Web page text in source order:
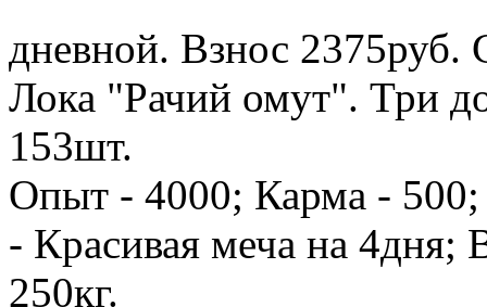
дневной. Взнос 2375руб.
Лока "Рачий омут". Три
153шт.
Опыт - 4000; Карма - 500;
- Красивая меча на 4дня;
250кг.